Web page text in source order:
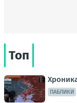
Топ
ПАБЛИКИ